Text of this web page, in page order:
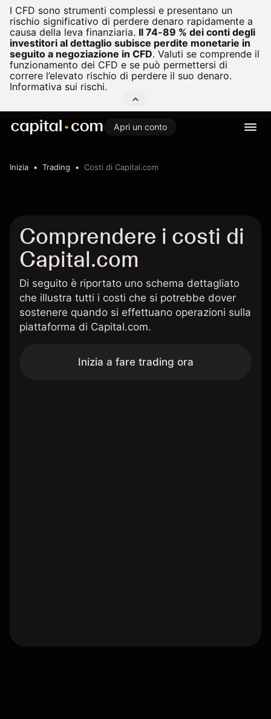
I CFD sono strumenti complessi e presentano un
rischio significativo di perdere denaro rapidamente a
causa della leva finanziaria. Il 74-89 % dei conti degli
investitori al dettaglio subisce perdite monetarie in
seguito a negoziazione in CFD. Valuti se comprende il
funzionamento dei CFD e se può permettersi di
correre l’elevato rischio di perdere il suo denaro.
Informativa sui rischi.
Apri un conto
Inizia Trading Costi di Capital.com
Comprendere i costi di
Capital.com
Di seguito è riportato uno schema dettagliato
che illustra tutti i costi che si potrebbe dover
sostenere quando si effettuano operazioni sulla
piattaforma di Capital.com.
Inizia a fare trading ora